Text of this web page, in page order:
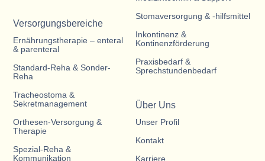
Versorgungsbereiche
Ernährungstherapie – enteral
& parenteral
Standard-Reha & Sonder-
Reha
Tracheostoma &
Sekretmanagement
Orthesen-Versorgung &
Therapie
Spezial-Reha &
Kommunikation
Stomaversorgung & -hilfsmittel
Inkontinenz &
Kontinenzförderung
Praxisbedarf &
Sprechstundenbedarf
Über Uns
Unser Profil
Kontakt
Karriere